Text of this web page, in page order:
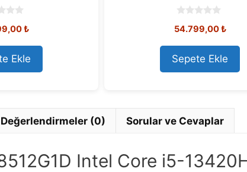
₺
Ekle
o
t
o
f
5
54.799,00₺
Sepete Ekle
Değerlendirmeler (0) Sorular ve Cevaplar
Intel Core i5-